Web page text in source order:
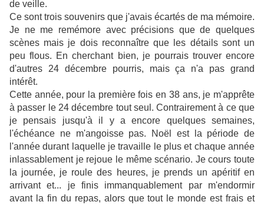
de veille.
Ce sont trois souvenirs que j'avais écartés de ma mémoire.
Je ne me remémore avec précisions que de quelques
scènes mais je dois reconnaître que les détails sont un
peu flous. En cherchant bien, je pourrais trouver encore
d'autres 24 décembre pourris, mais ça n'a pas grand
intérêt.
Cette année, pour la première fois en 38 ans, je m'apprête
à passer le 24 décembre tout seul. Contrairement à ce que
je pensais jusqu'à il y a encore quelques semaines,
l'échéance ne m'angoisse pas. Noël est la période de
l'année durant laquelle je travaille le plus et chaque année
inlassablement je rejoue le même scénario. Je cours toute
la journée, je roule des heures, je prends un apéritif en
arrivant et... je finis immanquablement par m'endormir
avant la fin du repas, alors que tout le monde est frais et